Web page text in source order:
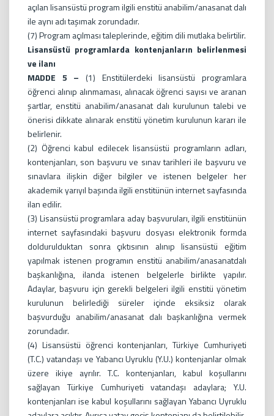
açılan lisansüstü program ilgili enstitü anabilim/anasanat dalı
ile aynı adı taşımak zorundadır.
(7) Program açılması taleplerinde, eğitim dili mutlaka belirtilir.
Lisansüstü programlarda kontenjanların belirlenmesi
ve ilanı
MADDE 5 – (1) Enstitülerdeki lisansüstü programlara
öğrenci alınıp alınmaması, alınacak öğrenci sayısı ve aranan
şartlar, enstitü anabilim/anasanat dalı kurulunun talebi ve
önerisi dikkate alınarak enstitü yönetim kurulunun kararı ile
belirlenir.
(2) Öğrenci kabul edilecek lisansüstü programların adları,
kontenjanları, son başvuru ve sınav tarihleri ile başvuru ve
sınavlara ilişkin diğer bilgiler ve istenen belgeler her
akademik yarıyıl başında ilgili enstitünün internet sayfasında
ilan edilir.
(3) Lisansüstü programlara aday başvuruları, ilgili enstitünün
internet sayfasındaki başvuru dosyası elektronik formda
doldurulduktan sonra çıktısının alınıp lisansüstü eğitim
yapılmak istenen programın enstitü anabilim/anasanatdalı
başkanlığına, ilanda istenen belgelerle birlikte yapılır.
Adaylar, başvuru için gerekli belgeleri ilgili enstitü yönetim
kurulunun belirlediği süreler içinde eksiksiz olarak
başvurduğu anabilim/anasanat dalı başkanlığına vermek
zorundadır.
(4) Lisansüstü öğrenci kontenjanları, Türkiye Cumhuriyeti
(T.C.) vatandaşı ve Yabancı Uyruklu (Y.U.) kontenjanlar olmak
üzere ikiye ayrılır. T.C. kontenjanları, kabul koşullarını
sağlayan Türkiye Cumhuriyeti vatandaşı adaylara; Y.U.
kontenjanları ise kabul koşullarını sağlayan Yabancı Uyruklu